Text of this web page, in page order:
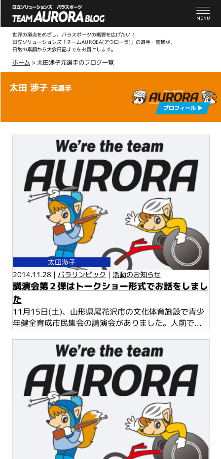
世界の頂点をめざし、パラスポーツの裾野を広げたい！
日立ソリューションズ「チームAUROEA(アウローラ)」の選手・監督が、
日常の素顔から大会日記までをお届けします。
ホーム > 太田渉子元選手のブログ一覧
太田 渉子元選手
プロフィール ▶︎
太田渉子
2014.11.28 | パラリンピック | 活動のお知らせ
講演会第２弾はトークショー形式でお話をしまし
た
11月15日(土)、山形県尾花沢市の文化体育施設で青少
年健全育成市民集会の講演会がありました。人前で...